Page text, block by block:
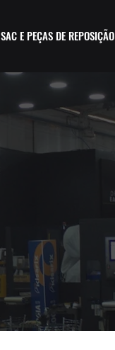
SAC E PEÇAS DE REPOSIÇÃO